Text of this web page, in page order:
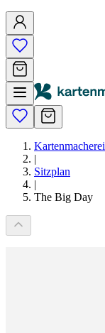
Kartenmacherei
|
Sitzplan
|
The Big Day